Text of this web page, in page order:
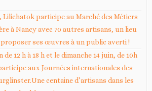
Lilichatok participe au Marché des Métiers
à Nancy avec 70 autres artisans, un lieu
ses œuvres à un public averti !
de 12 h à 18 h et le dimanche 14 juin, de 10h
aux Journées internationales des
centaine d’artisans dans les